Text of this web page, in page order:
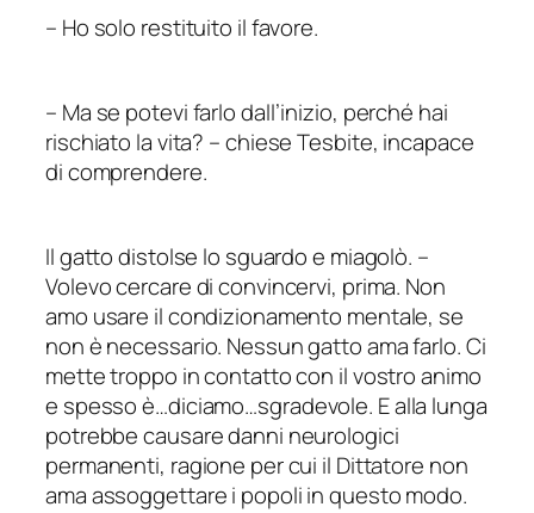
– Ho solo restituito il favore.
– Ma se potevi farlo dall’inizio, perché hai
rischiato la vita? –chiese Tesbite, incapace
di comprendere.
Il gatto distolse lo sguardo e miagolò. –
Volevo cercare di convincervi, prima. Non
amo usare il condizionamento mentale, se
non è necessario. Nessun gatto ama farlo. Ci
mette troppo in contatto con il vostro animo
e spesso è…diciamo…sgradevole. E alla lunga
potrebbe causare danni neurologici
permanenti, ragione per cui il Dittatore non
ama assoggettare i popoli in questo modo.